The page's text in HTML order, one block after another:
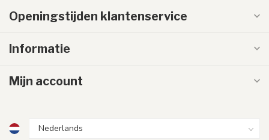
Openingstijden klantenservice
Informatie
Mijn account